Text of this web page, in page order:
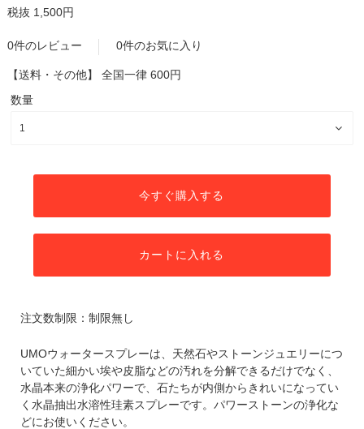
税抜 1,500円
0件のレビュー 0件のお気に入り
【送料・その他】 全国一律 600円
数量
今すぐ購入する
カートに入れる
注文数制限：制限無し
UMOウォータースプレーは、天然石やストーンジュエリーにつ
いていた細かい埃や皮脂などの汚れを分解できるだけでなく、
水晶本来の浄化パワーで、石たちが内側からきれいになってい
く水晶抽出水溶性珪素スプレーです。パワーストーンの浄化な
どにお使いください。